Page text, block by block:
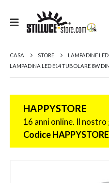
CASA STORE
LAMPADINE LED
LAMPADINA LED E14 TUBOLARE 8W
HAPPYSTORE
16 anni online. Il nostro
Codice